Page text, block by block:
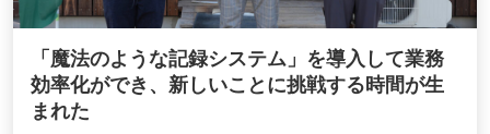
「魔法のような記録システム」を導入して業務
効率化ができ、新しいことに挑戦する時間が生
まれた